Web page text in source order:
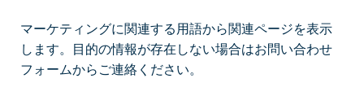
マーケティングに関連する用語から関連ページを表示
します。目的の情報が存在しない場合はお問い合わせ
フォームからご連絡ください。